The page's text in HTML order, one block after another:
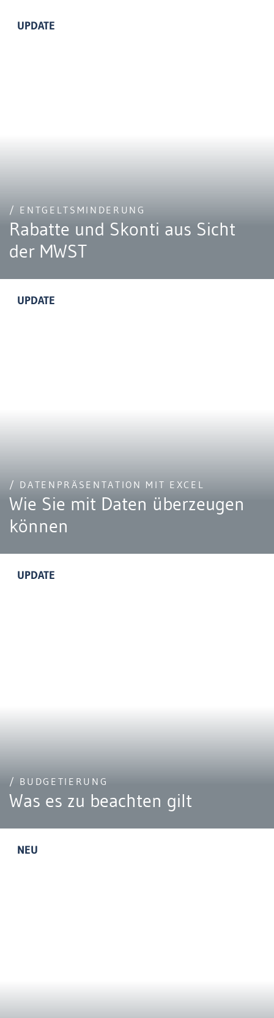
UPDATE
/ ENTGELTSMINDERUNG
Rabatte und Skonti aus Sicht
der MWST
UPDATE
/ DATENPRÄSENTATION MIT EXCEL
Wie Sie mit Daten überzeugen
können
UPDATE
/ BUDGETIERUNG
Was es zu beachten gilt
NEU